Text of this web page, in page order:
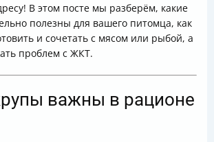
В этом посте мы разберём, какие
полезны для вашего питомца, как
и сочетать с мясом или рыбой, а
проблем с ЖКТ.
важны в рационе